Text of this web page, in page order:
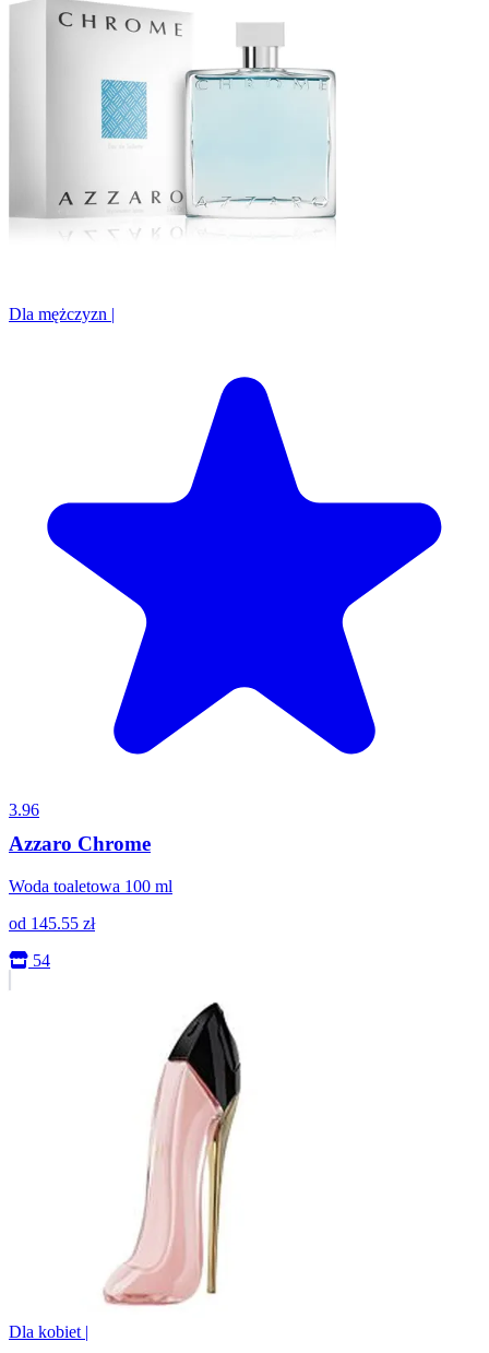
Dla mężczyzn |
3.96
Azzaro Chrome
Woda toaletowa 100 ml
od 145.55 zł
54
Dla kobiet |